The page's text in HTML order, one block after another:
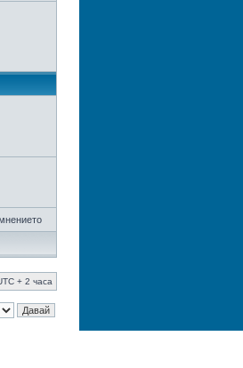
+ 2 часа